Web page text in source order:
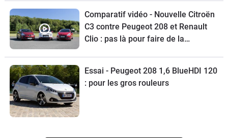
Comparatif vidéo - Nouvelle Citroën
C3 contre Peugeot 208 et Renault
Clio : pas là pour faire de la
Essai - Peugeot 208 1,6 BlueHDI 120
: pour les gros rouleurs